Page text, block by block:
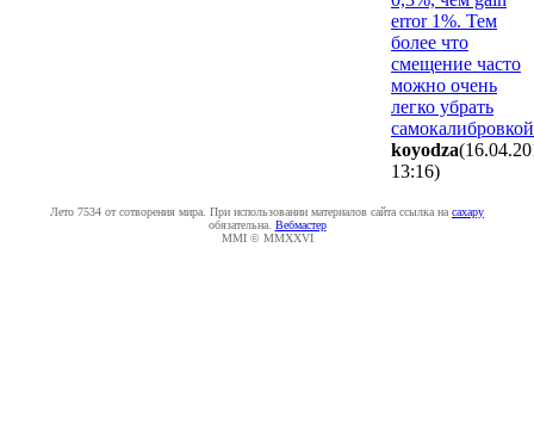
error 1%. Тем
более что
смещение часто
можно очень
легко убрать
самокалибровкой
koyodza
13:16)
Лето 7534 от сотворения мира. При использовании материалов сайта ссылка на caxapу
обязательна. Вебмастер
MMI © MMXXVI